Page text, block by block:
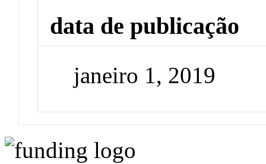
data de publicação
janeiro 1, 2019